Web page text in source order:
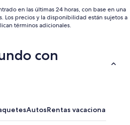
en las últimas 24 horas, con base en una
Los precios y la disponibilidad están sujetos a
términos adicionales.
con
AutosRentas vacacionales